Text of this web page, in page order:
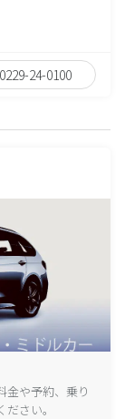
0229-24-0100
金や予約、乗り
さい。